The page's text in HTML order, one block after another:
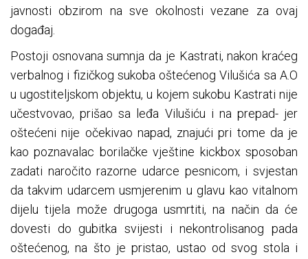
javnosti obzirom na sve okolnosti vezane za ovaj
događaj.
Postoji osnovana sumnja da je Kastrati, nakon kraćeg
verbalnog i fizičkog sukoba oštećenog Vilušića sa A.O
u ugostiteljskom objektu, u kojem sukobu Kastrati nije
učestvovao, prišao sa leđa Vilušiću i na prepad- jer
oštećeni nije očekivao napad, znajući pri tome da je
kao poznavalac borilačke vještine kickbox sposoban
zadati naročito razorne udarce pesnicom, i svjestan
da takvim udarcem usmjerenim u glavu kao vitalnom
dijelu tijela može drugoga usmrtiti, na način da će
dovesti do gubitka svijesti i nekontrolisanog pada
oštećenog, na što je pristao, ustao od svog stola i